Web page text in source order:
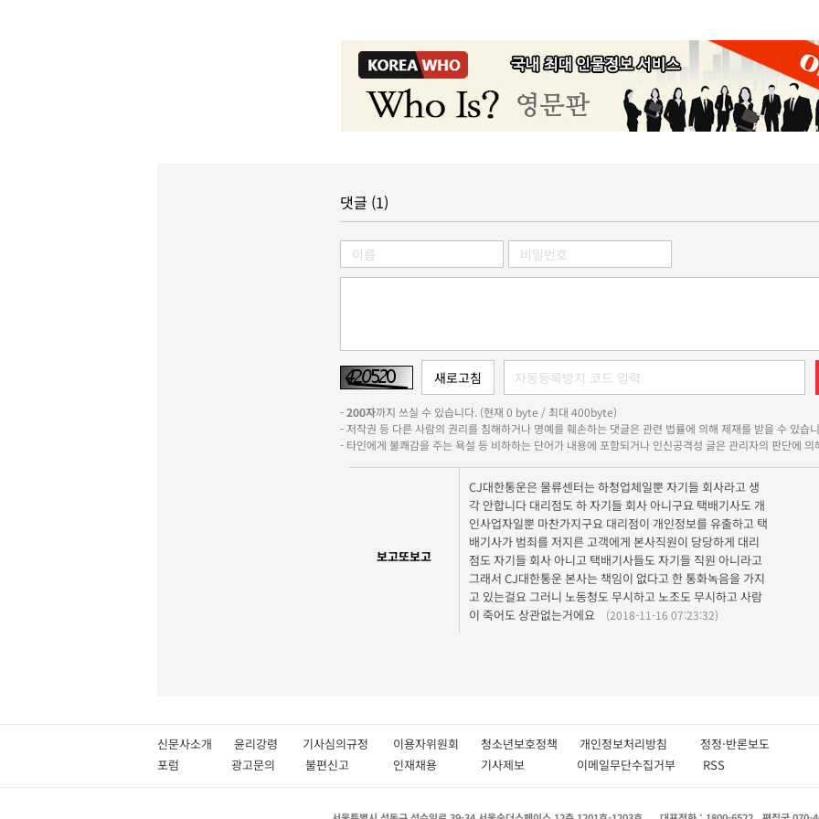
댓글 (1)
-200자까지 쓰실 수 있습니다. (현재 0 byte / 최대 400byte)
- 저작권 등 다른 사람의 권리를 침해하거나 명예를 훼손하는 댓글은 관련 법률에 의해 제재를 받을 수 있습
- 타인에게 불쾌감을 주는 욕설 등 비하하는 단어가 내용에 포함되거나 인신공격성 글은 관리자의 판단에 의
보고또보고
CJ대한통운은 물류센터는 하청업체일뿐 자기들 회사라고 생
각 안합니다 대리점도 하 자기들 회사 아니구요 택배기사도 개
인사업자일뿐 마찬가지구요 대리점이 개인정보를 유출하고 택
배기사가 범죄를 저지른 고객에게 본사직원이 당당하게 대리
점도 자기들 회사 아니고 택배기사들도 자기들 직원 아니라고
그래서 CJ대한통운 본사는 책임이 없다고 한 통화녹음을 가지
고 있는걸요 그러니 노동청도 무시하고 노조도 무시하고 사람
이 죽어도 상관없는거에요
(2018-11-16 07:23:32)
신문사소개 윤리강령 기사심의규정 이용자위원회 청소년보호정책 개인정보처리방침 정정·반론보도
포럼
광고문의 불편신고 인재채용 기사제보 이메일무단수집거부 RSS